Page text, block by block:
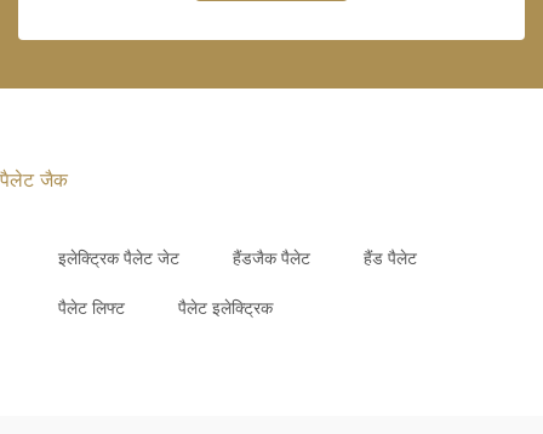
पैलेट जैक
इलेक्ट्रिक पैलेट जेट हैंडजैक पैलेट हैंड पैलेट
पैलेट लिफ्ट पैलेट इलेक्ट्रिक